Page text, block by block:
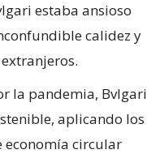
estaba ansioso
calidez y
la pandemia, Bvlgari
aplicando los
economía circular